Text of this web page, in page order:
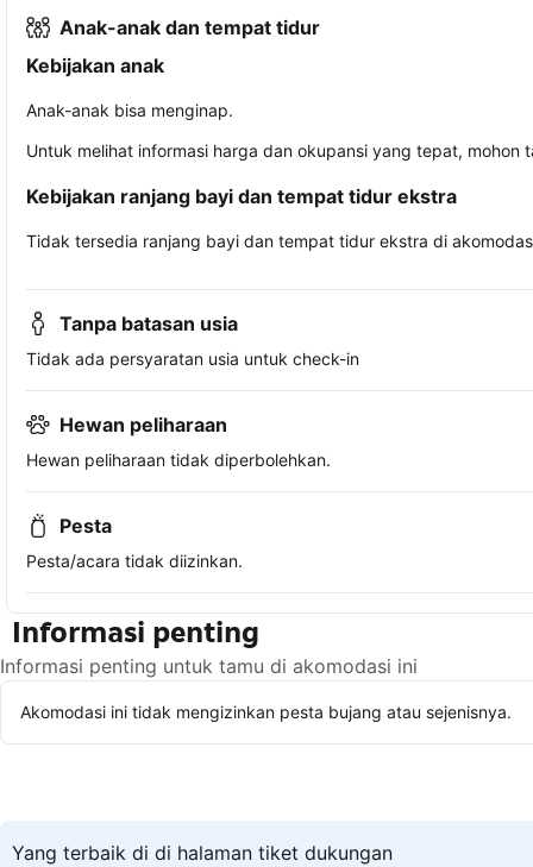
Anak-anak dan tempat tidur
Kebijakan anak
Anak-anak bisa menginap.
Untuk melihat informasi harga dan okupansi yang tepat,
Kebijakan ranjang bayi dan tempat tidur ekstra
Tidak tersedia ranjang bayi dan tempat tidur ekstra di
Tanpa batasan usia
Tidak ada persyaratan usia untuk check-in
Hewan peliharaan
Hewan peliharaan tidak diperbolehkan.
Pesta
Pesta/acara tidak diizinkan.
Informasi penting
Informasi penting untuk tamu di akomodasi ini
Akomodasi ini tidak mengizinkan pesta bujang atau sejenisnya.
Yang terbaik di di halaman tiket dukungan